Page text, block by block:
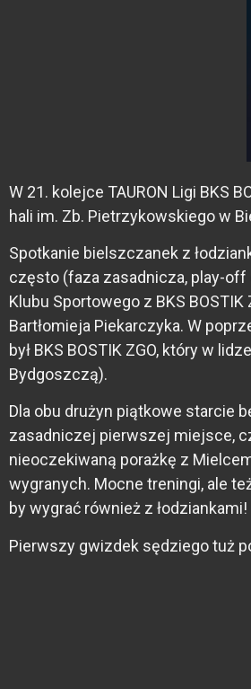
W 21. kolejce TAURON Ligi BKS
hali im. Zb. Pietrzykowskiego w
Spotkanie bielszczanek z
często (faza zasadnicza, play-off
Klubu Sportowego z BKS
Bartłomieja Piekarczyka. W
był BKS BOSTIK ZGO, który w
Bydgoszczą).
Dla obu drużyn piątkowe starcie
zasadniczej pierwszej miejsce,
nieoczekiwaną porażkę z
wygranych. Mocne treningi, ale
by wygrać również z łodziankami!
Pierwszy gwizdek sędziego tuż